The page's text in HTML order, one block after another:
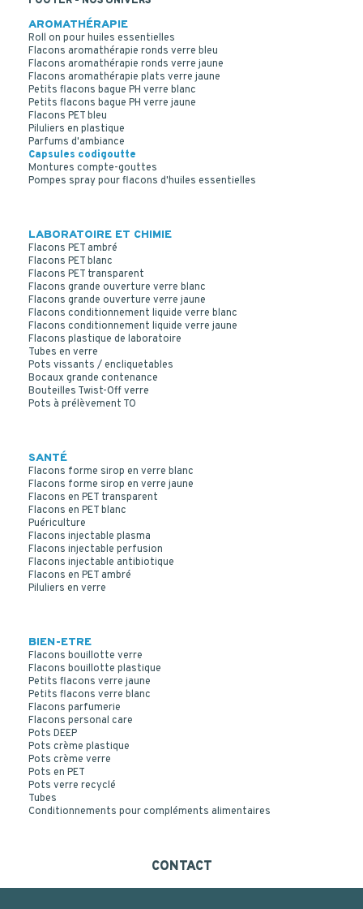
AROMATHÉRAPIE
Roll on pour huiles essentielles
Flacons aromathérapie ronds verre bleu
Flacons aromathérapie ronds verre jaune
Flacons aromathérapie plats verre jaune
Petits flacons bague PH verre blanc
Petits flacons bague PH verre jaune
Flacons PET bleu
Piluliers en plastique
Parfums d'ambiance
Capsules codigoutte
Montures compte-gouttes
Pompes spray pour flacons d'huiles essentielles
LABORATOIRE ET CHIMIE
Flacons PET ambré
Flacons PET blanc
Flacons PET transparent
Flacons grande ouverture verre blanc
Flacons grande ouverture verre jaune
Flacons conditionnement liquide verre blanc
Flacons conditionnement liquide verre jaune
Flacons plastique de laboratoire
Tubes en verre
Pots vissants / encliquetables
Bocaux grande contenance
Bouteilles Twist-Off verre
Pots à prélèvement TO
SANTÉ
Flacons forme sirop en verre blanc
Flacons forme sirop en verre jaune
Flacons en PET transparent
Flacons en PET blanc
Puériculture
Flacons injectable plasma
Flacons injectable perfusion
Flacons injectable antibiotique
Flacons en PET ambré
Piluliers en verre
BIEN-ETRE
Flacons bouillotte verre
Flacons bouillotte plastique
Petits flacons verre jaune
Petits flacons verre blanc
Flacons parfumerie
Flacons personal care
Pots DEEP
Pots crème plastique
Pots crème verre
Pots en PET
Pots verre recyclé
Tubes
Conditionnements pour compléments alimentaires
CONTACT